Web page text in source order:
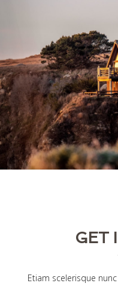
GET
Etiam scelerisque